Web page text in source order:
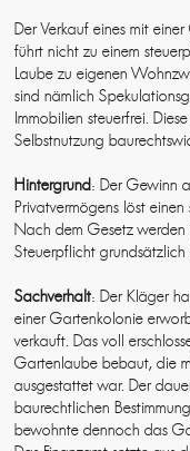
Der Verkauf eines mit
führt nicht zu einem
Laube zu eigenen
sind nämlich
Immobilien steuerfrei.
Selbstnutzung
Hintergrund: Der Gewinn
Privatvermögens löst
Nach dem Gesetz
Steuerpflicht grundsätzlich
Sachverhalt: Der Kläger
einer Gartenkolonie
verkauft. Das voll
Gartenlaube bebaut, die
ausgestattet war. Der
baurechtlichen
bewohnte dennoch das